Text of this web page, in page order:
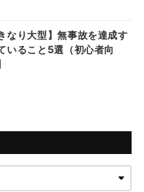
なり大型】無事故を達成す
いること5選（初心者向